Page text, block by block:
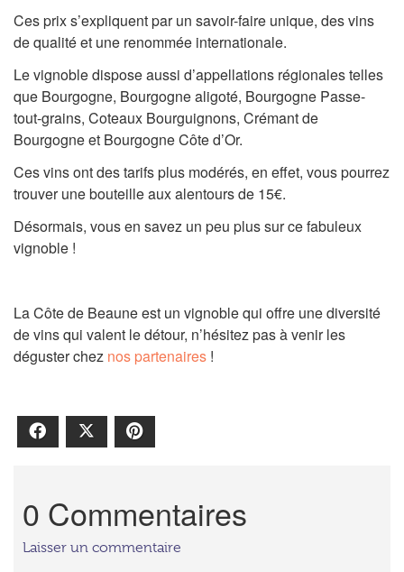
Ces prix s’expliquent par un savoir-faire unique, des vins
de qualité et une renommée internationale.
Le vignoble dispose aussi d’appellations régionales telles
que Bourgogne, Bourgogne aligoté, Bourgogne Passe-
tout-grains, Coteaux Bourguignons, Crémant de
Bourgogne et Bourgogne Côte d’Or.
Ces vins ont des tarifs plus modérés, en effet, vous pourrez
trouver une bouteille aux alentours de 15€.
Désormais, vous en savez un peu plus sur ce fabuleux
vignoble !
La Côte de Beaune est un vignoble qui offre une diversité
de vins qui valent le détour, n’hésitez pas à venir les
déguster chez nos partenaires !
Facebook
0 Commentaires
Laisser un commentaire